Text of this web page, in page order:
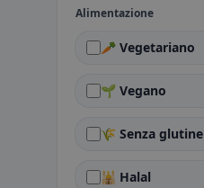
Alimentazione
🥕 Vegetariano
🌱 Vegano
🌾 Senza glutine
🕌 Halal